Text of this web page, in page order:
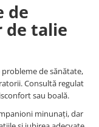
de
de talie
de sănătate,
Consultă regulat
sau boală.
minunați, dar